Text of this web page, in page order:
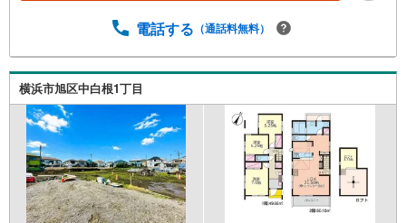
加入できる無料の生命保険】【13年間もらえる、国からの
後から始まる【住宅ローン返済】65歳以上から必要になる
【老後の費用負担】住宅探しの【このタイミング】で不安
な部分を明確にしていきませんか？？ --------------
電話する （通話料無料）
横浜市旭区中白根1丁目